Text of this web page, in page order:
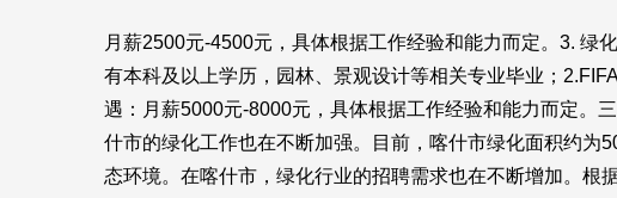
月薪2500元-4500元，具体根据工作经验和能力而定。3. 绿
有本科及以上学历，园林、景观设计等相关专业毕业；2.
遇：月薪5000元-8000元，具体根据工作经验和能力而定。
什市的绿化工作也在不断加强。目前，喀什市绿化面积约为
态环境。在喀什市，绿化行业的招聘需求也在不断增加。